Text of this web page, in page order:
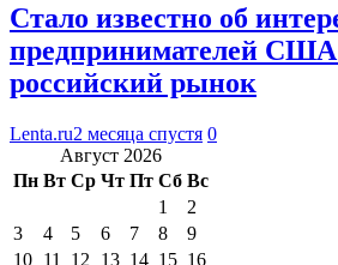
Стало известно об
предпринимателей США
российский рынок
Lenta.ru2 месяца спустя 0
Август 2026
Пн Вт Ср Чт Пт Сб Вс
1
2
3
4 5 6 7 8
9
10 11 12 13 14 15 16